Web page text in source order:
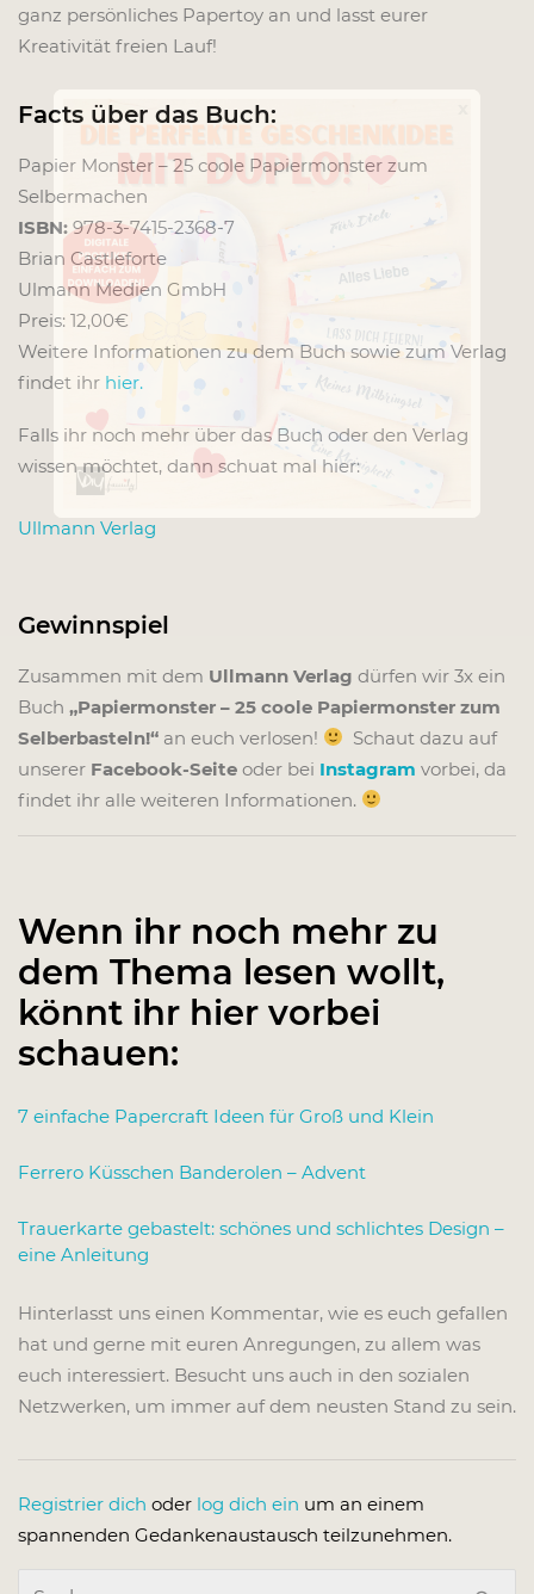
ganz persönliches Papertoy an und lasst eurer
Kreativität freien Lauf!
Facts über das Buch:
Papier Monster – 25 coole Papiermonster zum
Selbermachen
ISBN:978-3-7415-2368-7
Brian Castleforte
Ulmann Medien GmbH
Preis: 12,00€
Weitere Informationen zu dem Buch sowie zum Verlag
findet ihr hier.
Falls ihr noch mehr über das Buch oder den Verlag
wissen möchtet, dann schuat mal hier:
Ullmann Verlag
Gewinnspiel
Zusammen mit dem Ullmann Verlag dürfen wir 3x ein
Buch „Papiermonster – 25 coole Papiermonster zum
Selberbasteln!“ an euch verlosen!
Schaut dazu auf
unserer Facebook-Seite oder bei Instagram vorbei, da
findet ihr alle weiteren Informationen.
Wenn ihr noch mehr zu
dem Thema lesen wollt,
könnt ihr hier vorbei
schauen:
7 einfache Papercraft Ideen für Groß und Klein
Ferrero Küsschen Banderolen – Advent
Trauerkarte gebastelt: schönes und schlichtes Design –
eine Anleitung
Hinterlasst uns einen Kommentar, wie es euch gefallen
hat und gerne mit euren Anregungen, zu allem was
euch interessiert. Besucht uns auch in den sozialen
Netzwerken, um immer auf dem neusten Stand zu sein.
Registrier dich oder log dich ein um an einem
spannenden Gedankenaustausch teilzunehmen.